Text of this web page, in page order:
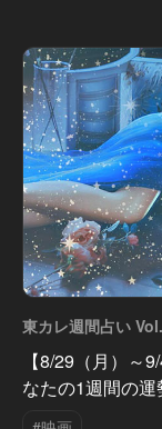
東カレ週間占い
【8/29（月）～
なたの1週間の運